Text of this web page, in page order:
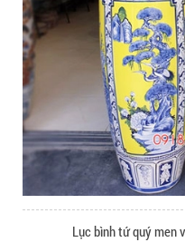
Lục bình tứ quý men